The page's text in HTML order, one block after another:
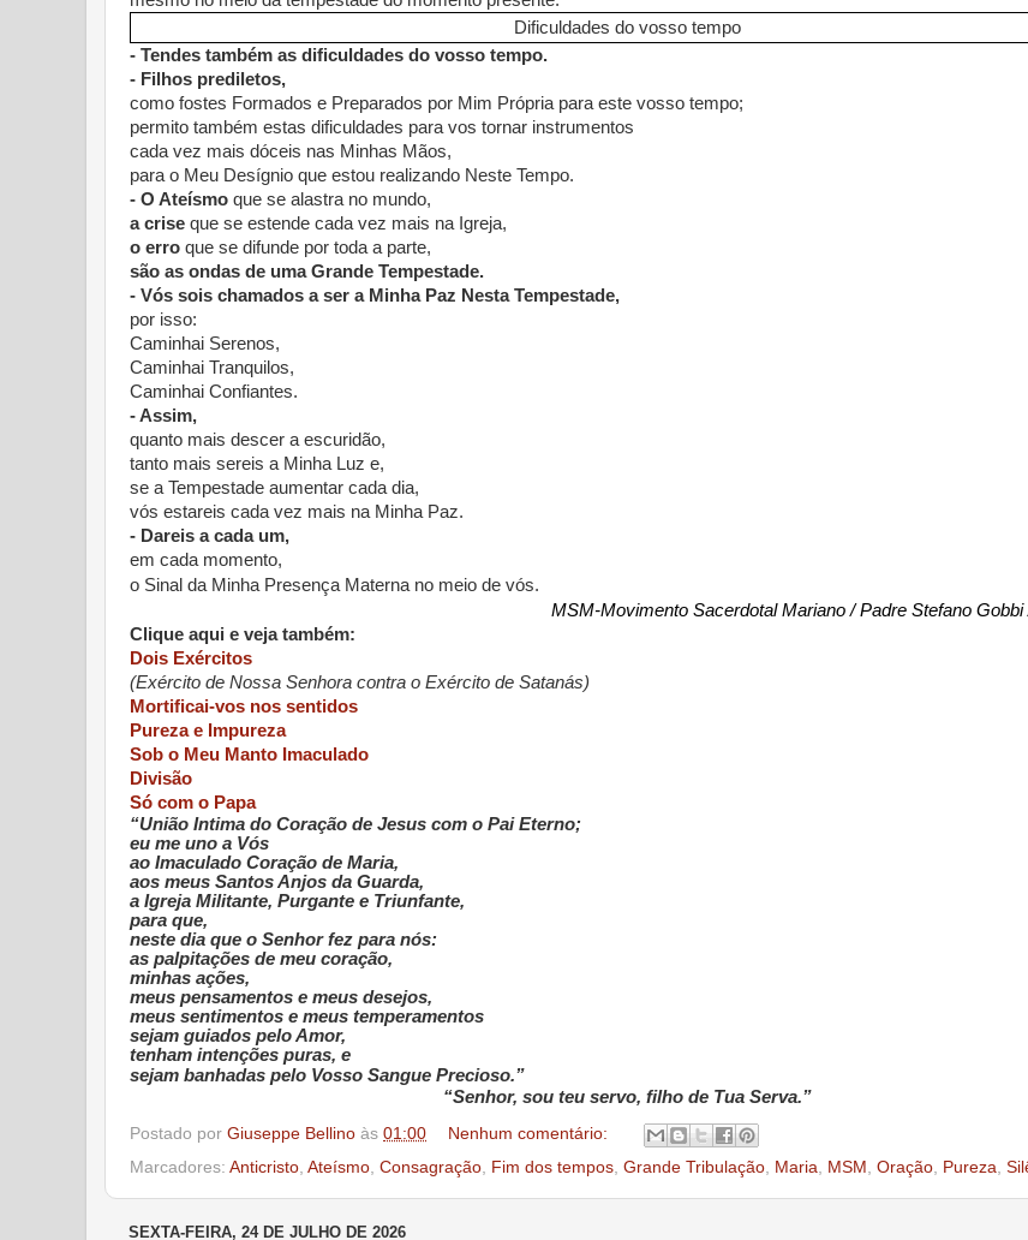
Dificuldades do vosso tempo
- Tendes também as dificuldades do vosso tempo.
- Filhos prediletos,
como fostes Formados e Preparados por Mim Própria para este vosso tempo;
permito também estas dificuldades para vos tornar instrumentos
cada vez mais dóceis nas Minhas Mãos,
para o Meu Desígnio que estou realizando Neste Tempo.
- O Ateísmo que se alastra no mundo,
a crise que se estende cada vez mais na Igreja,
o erro que se difunde por toda a parte,
são as ondas de uma Grande Tempestade.
- Vós sois chamados a ser a Minha Paz Nesta Tempestade,
por isso:
Caminhai Serenos,
Caminhai Tranquilos,
Caminhai Confiantes.
- Assim,
quanto mais descer a escuridão,
tanto mais sereis a Minha Luz e,
se a Tempestade aumentar cada dia,
vós estareis cada vez mais na Minha Paz.
- Dareis a cada um,
em cada momento,
o Sinal da Minha Presença Materna no meio de vós.
MSM-Movimento Sacerdotal Mariano / Padre Stefano Gobbi
Clique aqui e veja também:
Dois Exércitos
(Exército de Nossa Senhora contra o Exército de Satanás)
Mortificai-vos nos sentidos
Pureza e Impureza
Sob o Meu Manto Imaculado
Divisão
Só com o Papa
“União Intima do Coração de Jesus com o Pai Eterno;
eu me uno a Vós
ao Imaculado Coração de Maria,
aos meus Santos Anjos da Guarda,
a Igreja Militante, Purgante e Triunfante,
para que,
neste dia que o Senhor fez para nós:
as palpitações de meu coração,
minhas ações,
meus pensamentos e meus desejos,
meus sentimentos e meus temperamentos
sejam guiados pelo Amor,
tenham intenções puras, e
sejam banhadas pelo Vosso Sangue Precioso.”
“Senhor, sou teu servo, filho de Tua Serva.”
Postado por Giuseppe Bellino às 01:00
Nenhum comentário:
Marcadores: Anticristo, Ateísmo, Consagração, Fim dos tempos, Grande Tribulação, Maria, MSM , Oração, Pureza,
SEXTA-FEIRA, 24 DE JULHO DE 2026